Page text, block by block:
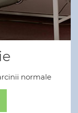
normale